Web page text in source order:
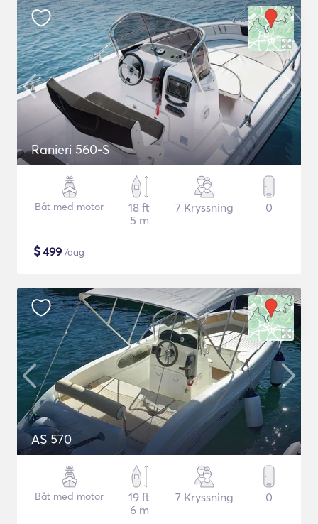
Ranieri 560-S
Båt med motor
18 ft
5 m
7 Kryssning 0
$499 /dag
AS 570
Båt med motor
19 ft
6 m
7 Kryssning 0